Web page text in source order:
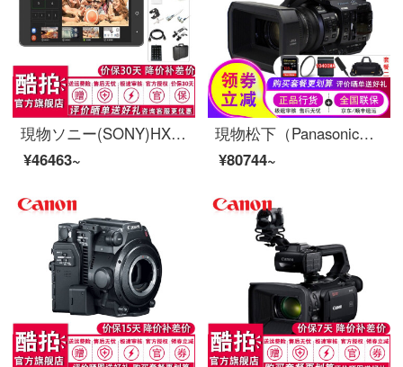
現物ソニー(SONY)HXR-M 2500肩に式の高清デジタル撮影機結婚式会議専門デジタルハイビジョンカメラ2500 C苗HV-V 66-HD無線プッシュフローガイド(機械を含まない)黒
¥46463~
現物松下（Panasonic）AG-UX 90 MC UX 90 UX 90 UX 90 MC 4 Kハイビジョンデジタルハンドヘルド結婚記念カメラ黒公式標準装備（UV鏡+ハイビジョンライン送り）
¥80744~